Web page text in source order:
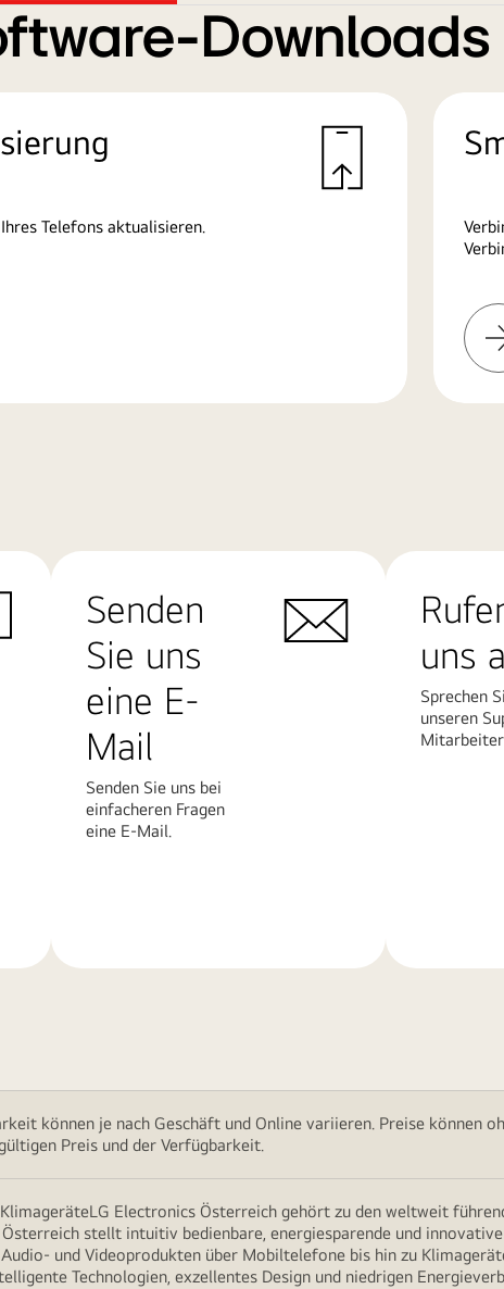
Downloads
Telefons aktualisieren.
Senden
Sie uns
eine E-
Mail
Senden Sie uns bei
einfacheren Fragen
eine E-Mail.
uns
Sprechen
unseren
können je nach Geschäft und Online variieren. Preise können
Preis und der Verfügbarkeit.
Electronics Österreich gehört zu den weltweit
stellt intuitiv bedienbare, energiesparende und
und Videoprodukten über Mobiltelefone bis hin zu
Technologien, exzellentes Design und niedrigen